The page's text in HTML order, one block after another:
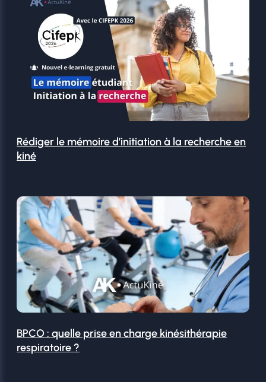
Rédiger le mémoire d’initiation à la recherche en
kiné
BPCO : quelle prise en charge kinésithérapie
respiratoire ?